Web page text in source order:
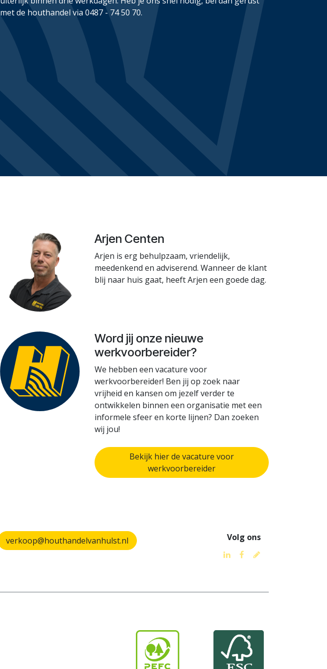
met de houthandel via 0487 - 74 50 70.
Arjen Centen
Arjen is erg behulpzaam, vriendelijk,
meedenkend en adviserend. Wanneer de klant
blij naar huis gaat, heeft Arjen een goede dag.
Word jij onze nieuwe
werkvoorbereider?
We hebben een vacature voor
werkvoorbereider! Ben jij op zoek naar
vrijheid en kansen om jezelf verder te
ontwikkelen binnen een organisatie met een
informele sfeer en korte lijnen? Dan zoeken
wij jou!
Bekijk hier de vacature voor
werkvoorbereider
verkoop@houthandelvanhulst.nl Volg ons